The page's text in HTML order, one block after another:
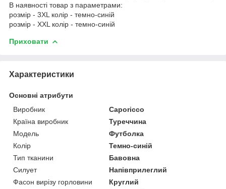
В наявності товар з параметрами:
розмір - 3XL колір - темно-синій
розмір - XXL колір - темно-синій
Приховати
Характеристики
Основні атрибути
Виробник
Caporicco
Країна виробник
Туреччина
Модель
Футболка
Колір
Темно-синій
Тип тканини
Бавовна
Силует
Напівприлеглий
Фасон вирізу горловини
Круглий